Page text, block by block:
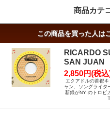
商品カテ
この商品を買った人は
RICARDO
SAN JUAN
2,850円(税
エクアドルの首都
ャン、ソングライタ
新録がNY のトロピ